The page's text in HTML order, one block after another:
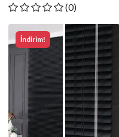
(0)
İndirim!